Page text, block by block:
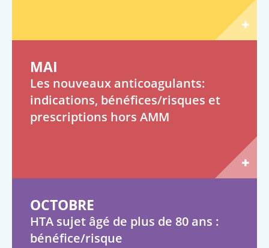
MAI
Les nouveaux anticoagulants:
indications, bénéfices/risques et
prescriptions hors AMM
OCTOBRE
HTA sujet âgé de plus de 80 ans :
bénéfice/risque